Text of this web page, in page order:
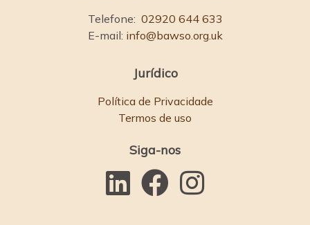
Telefone: 02920 644 633
E-mail: info@bawso.org.uk
Jurídico
Política de Privacidade
Termos de uso
Siga-nos